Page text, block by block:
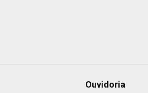
Ouvidoria